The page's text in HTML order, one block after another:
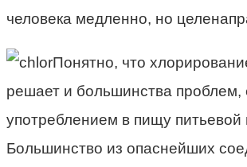
человека медленно, но
Понятно, что
решает и большинства проблем,
употреблением в пищу питьевой
Большинство из опаснейших